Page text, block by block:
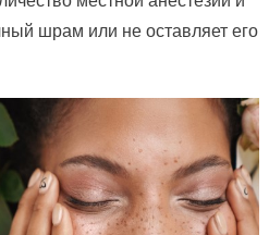
шрам или не оставляет его